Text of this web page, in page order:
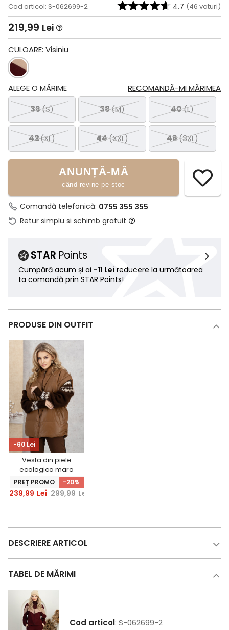
Cod articol: S-062699-2 4.7 (46 voturi)
219,99 Lei
CULOARE: Visiniu
RECOMANDĂ-MI MĂRIMEA
ALEGE O MĂRIME
36(S) 38(M) 40(L)
42(XL) 44(XXL) 46(3XL)
ANUNȚĂ-MĂ
când revine pe stoc
Comandă telefonică: 0755 355 355
Retur simplu si schimb gratuit
STAR Points
Cumpără acum și ai -11 Lei reducere la următoarea
ta comandă prin STAR Points!
PRODUSE DIN OUTFIT
-60 Lei
Vesta din piele
ecologica maro
oversize cu
buzunare laterale
PREȚ PROMO -20%
239,99 Lei 299,99 Lei
DESCRIERE ARTICOL
TABEL DE MĂRIMI
Cod articol: S-062699-2